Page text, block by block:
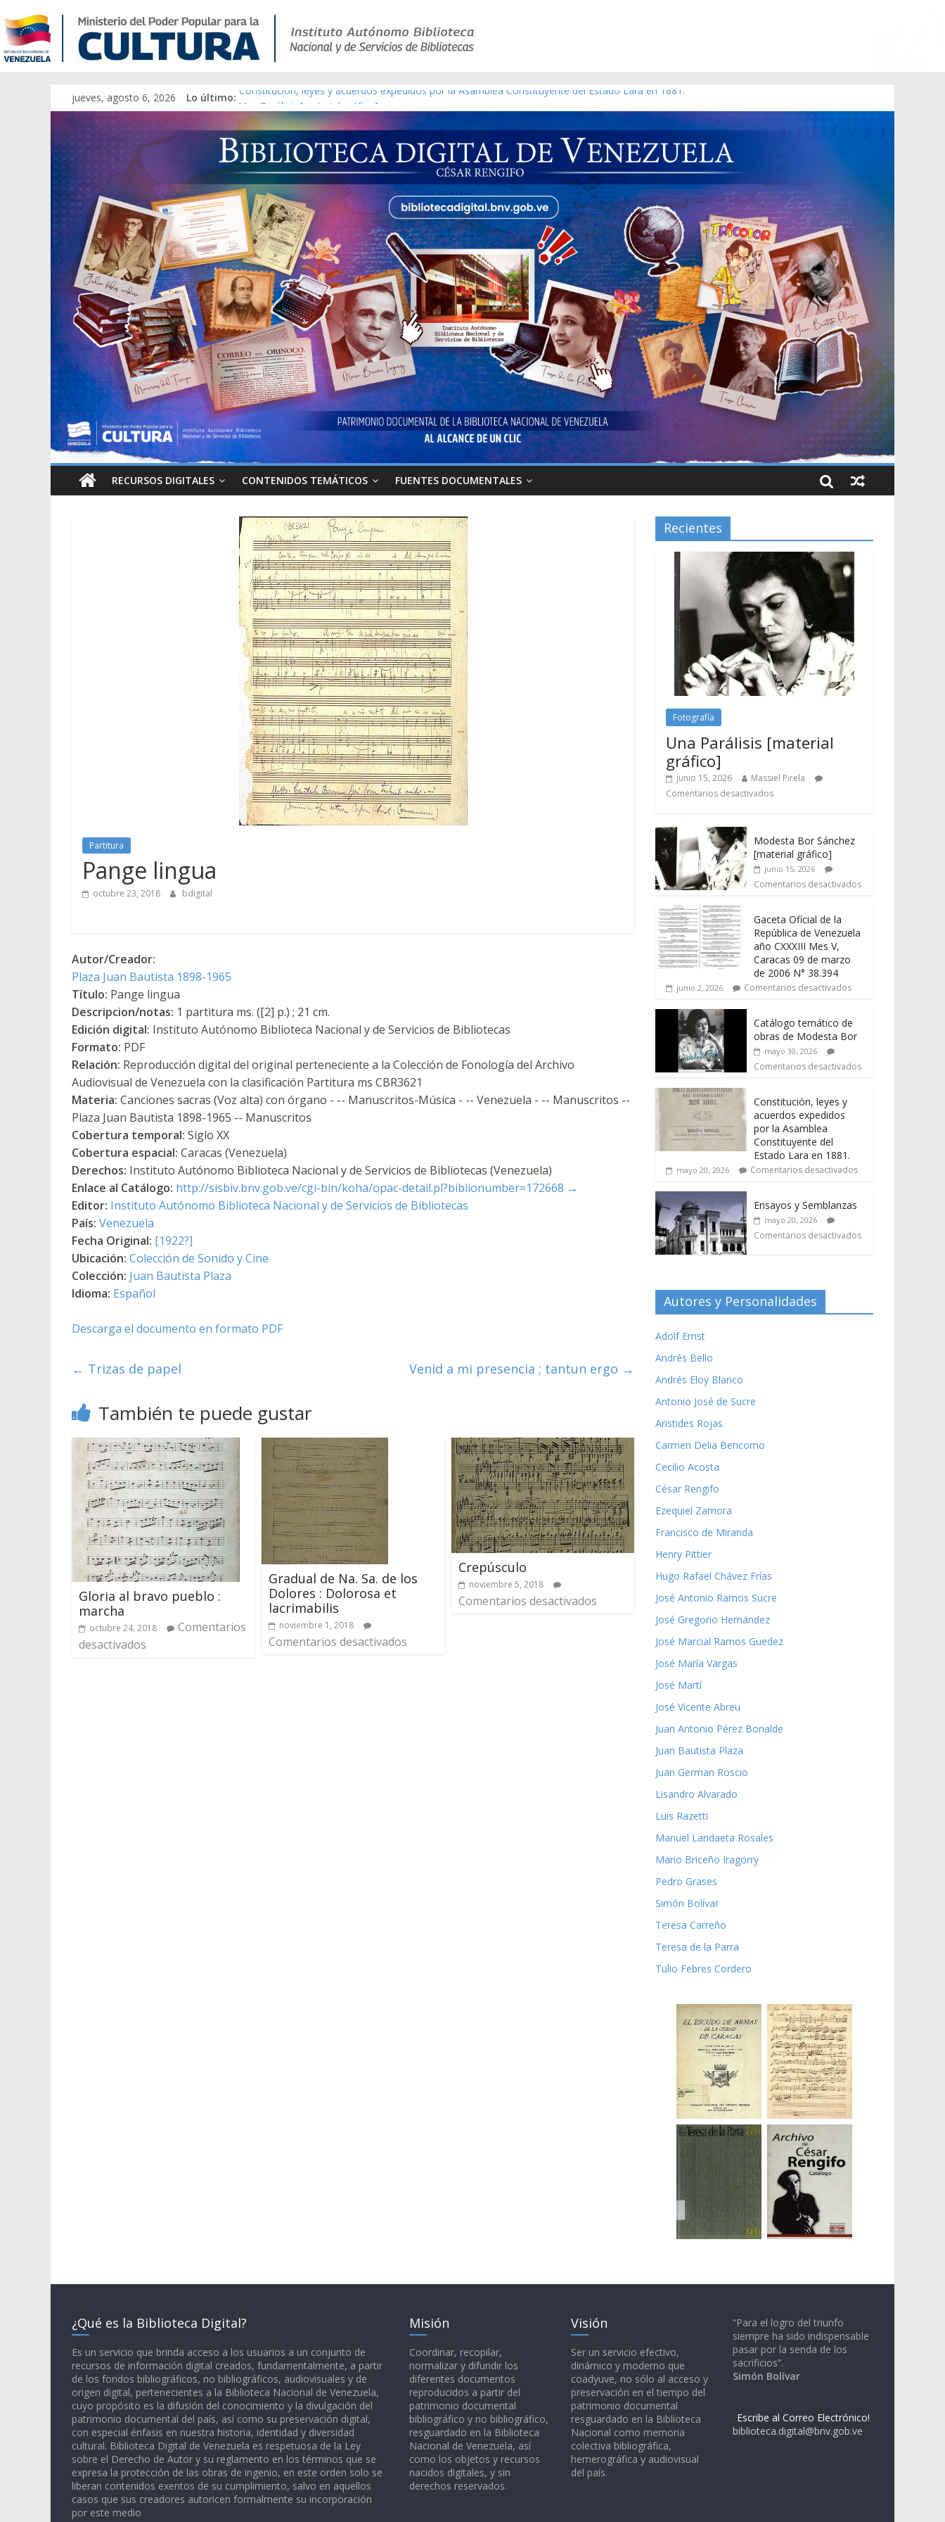
jueves, agosto 6, 2026 Lo último: Constitución, leyes y acuerdos expedidos por la Asamblea Constituyente del Estado Lara en 1881.
Una Parálisis [material gráfico]
Modesta Bor Sánchez [material gráfico]
Gaceta Oficial de la República de Venezuela año CXXXIII Mes V, Caracas 09 de marzo de 2006 N° 38.394
Catálogo temático de obras de Modesta Bor
RECURSOS DIGITALES CONTENIDOS TEMÁTICOS FUENTES DOCUMENTALES
Partitura
Pange lingua
octubre 23, 2018 bdigital
Autor/Creador:
Plaza Juan Bautista 1898-1965
Título: Pange lingua
Descripcion/notas: 1 partitura ms. ([2] p.) ; 21 cm.
Edición digital: Instituto Autónomo Biblioteca Nacional y de Servicios de Bibliotecas
Formato: PDF
Relación: Reproducción digital del original perteneciente a la Colección de Fonología del Archivo
Audiovisual de Venezuela con la clasificación Partitura ms CBR3621
Materia: Canciones sacras (Voz alta) con órgano - -- Manuscritos-Música - -- Venezuela - -- Manuscritos --
Plaza Juan Bautista 1898-1965 -- Manuscritos
Cobertura temporal: Siglo XX
Cobertura espacial: Caracas (Venezuela)
Derechos: Instituto Autónomo Biblioteca Nacional y de Servicios de Bibliotecas (Venezuela)
Enlace al Catálogo: http://sisbiv.bnv.gob.ve/cgi-bin/koha/opac-detail.pl?biblionumber=172668 →
Editor: Instituto Autónomo Biblioteca Nacional y de Servicios de Bibliotecas
País: Venezuela
Fecha Original: [1922?]
Ubicación: Colección de Sonido y Cine
Colección: Juan Bautista Plaza
Idioma: Español
Descarga el documento en formato PDF
← Trizas de papel Venid a mi presencia ; tantun ergo →
También te puede gustar
Gloria al bravo pueblo :
marcha
octubre 24, 2018
Comentarios
desactivados
Gradual de Na. Sa. de los
Dolores : Dolorosa et
lacrimabilis
noviembre 1, 2018
Comentarios desactivados
Crepúsculo
noviembre 5, 2018
Comentarios desactivados
Recientes
Fotografía
Una Parálisis [material
gráfico]
junio 15, 2026
Massiel Pirela
Comentarios desactivados
Modesta Bor Sánchez
[material gráfico]
junio 15, 2026
Comentarios desactivados
Gaceta Oficial de la
República de Venezuela
año CXXXIII Mes V,
Caracas 09 de marzo
de 2006 N° 38.394
junio 2, 2026 Comentarios desactivados
Catálogo temático de
obras de Modesta Bor
mayo 30, 2026
Comentarios desactivados
Constitución, leyes y
acuerdos expedidos
por la Asamblea
Constituyente del
Estado Lara en 1881.
mayo 20, 2026 Comentarios desactivados
Ensayos y Semblanzas
mayo 20, 2026
Comentarios desactivados
Autores y Personalidades
Adolf Ernst
Andrés Bello
Andrés Eloy Blanco
Antonio José de Sucre
Aristides Rojas
Carmen Delia Bencomo
Cecilio Acosta
César Rengifo
Ezequiel Zamora
Francisco de Miranda
Henry Pittier
Hugo Rafael Chávez Frías
José Antonio Ramos Sucre
José Gregorio Hernández
José Marcial Ramos Guedez
José María Vargas
José Martí
José Vicente Abreu
Juan Antonio Pérez Bonalde
Juan Bautista Plaza
Juan German Roscio
Lisandro Alvarado
Luis Razetti
Manuel Landaeta Rosales
Mario Briceño Iragorry
Pedro Grases
Simón Bolívar
Teresa Carreño
Teresa de la Parra
Tulio Febres Cordero
¿Qué es la Biblioteca Digital?
Es un servicio que brinda acceso a los usuarios a un conjunto de
recursos de información digital creados, fundamentalmente, a partir
de los fondos bibliográficos, no bibliográficos, audiovisuales y de
origen digital, pertenecientes a la Biblioteca Nacional de Venezuela,
cuyo propósito es la difusión del conocimiento y la divulgación del
patrimonio documental del país, así como su preservación digital,
con especial énfasis en nuestra historia, identidad y diversidad
cultural. Biblioteca Digital de Venezuela es respetuosa de la Ley
sobre el Derecho de Autor y su reglamento en los términos que se
expresa la protección de las obras de ingenio, en este orden solo se
liberan contenidos exentos de su cumplimiento, salvo en aquellos
casos que sus creadores autoricen formalmente su incorporación
por este medio
Misión
Coordinar, recopilar,
normalizar y difundir los
diferentes documentos
reproducidos a partir del
patrimonio documental
bibliográfico y no bibliográfico,
resguardado en la Biblioteca
Nacional de Venezuela, así
como los objetos y recursos
nacidos digitales, y sin
derechos reservados.
Visión
Ser un servicio efectivo,
dinámico y moderno que
coadyuve, no sólo al acceso y
preservación en el tiempo del
patrimonio documental
resguardado en la Biblioteca
Nacional como memoria
colectiva bibliográfica,
hemerográfica y audiovisual
del país.
“Para el logro del triunfo
siempre ha sido indispensable
pasar por la senda de los
sacrificios”.
Simón Bolívar
Escribe al Correo Electrónico!
biblioteca.digital@bnv.gob.ve